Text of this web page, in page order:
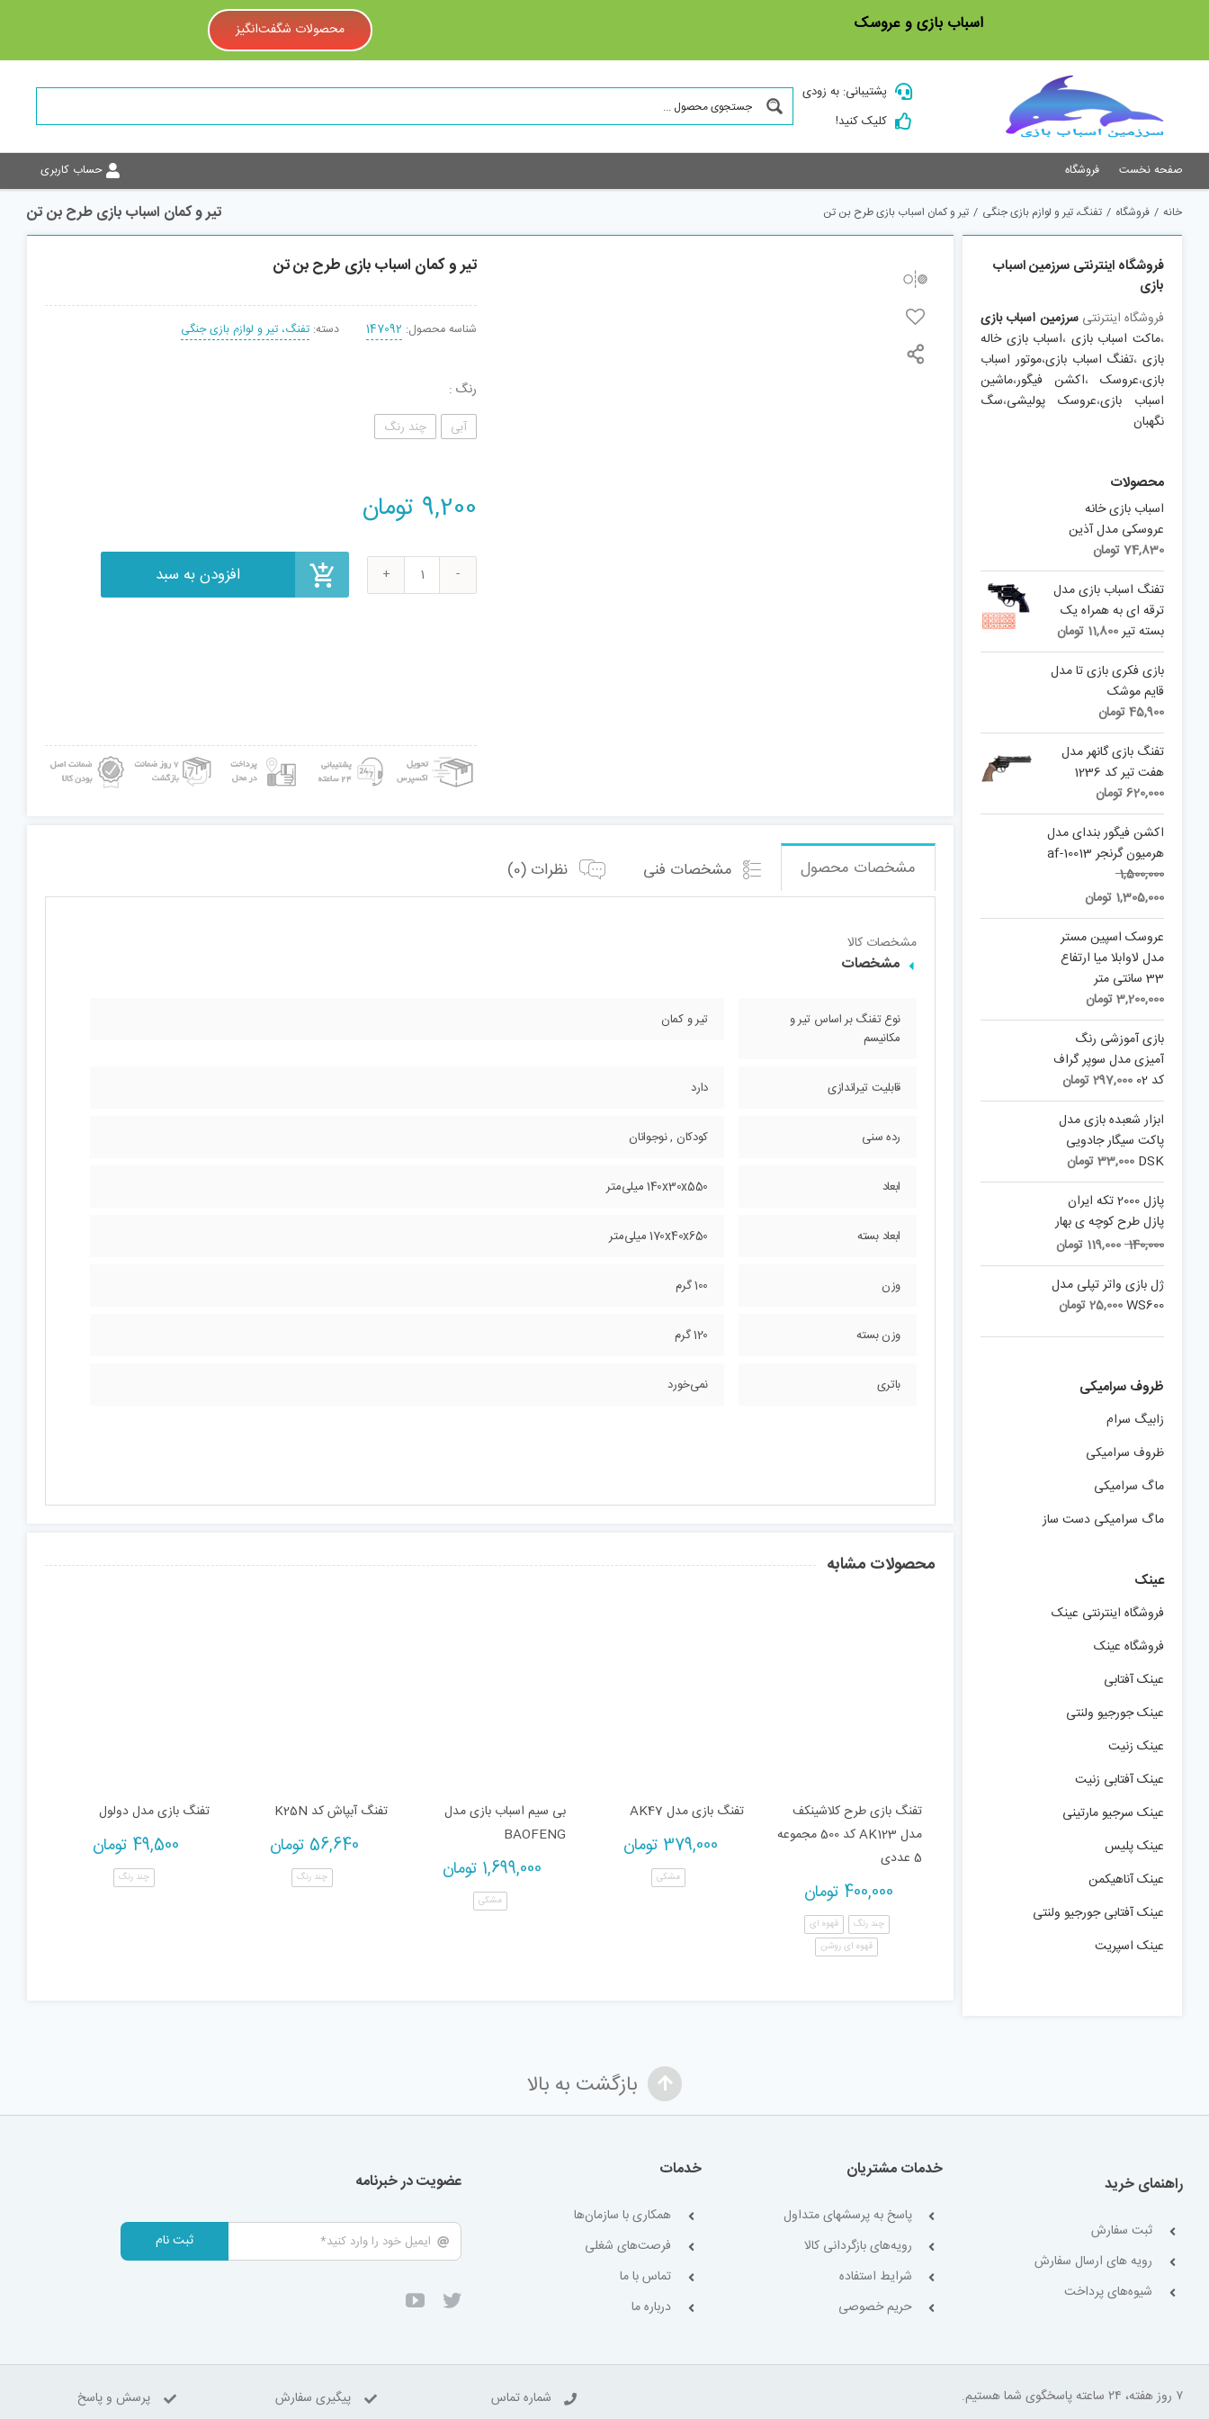
اسباب بازی و عروسک محصولات شگفت‌انگیز
پشتیبانی: به زودی
کلیک کنید!
صفحه نخست فروشگاه حساب کاربری
تیر و کمان اسباب بازی طرح بن تن خانه / فروشگاه / تفنگ، تیر و لوازم بازی جنگی / تیر و کمان اسباب بازی طرح بن تن
تیر و کمان اسباب بازی طرح بن تن
شناسه محصول: 147092 دسته: تفنگ، تیر و لوازم بازی جنگی
رنگ
آبی چند رنگ
9,200 تومان
تیر
عدد
مشخصات محصول مشخصات فنی نظرات (0)
مشخصات کالا
مشخصات
نوع تفنگ بر اساس تیر و
مکانیسم
تیر و کمان
قابلیت تیراندازی دارد
رده سنی کودکان , نوجوانان
ابعاد 140x30x550 میلی‌متر
ابعاد بسته 170x40x650 میلی‌متر
وزن 100 گرم
وزن بسته 120 گرم
باتری نمی‌خورد
محصولات مشابه
تفنگ بازی طرح کلاشینکف
مدل AK123 کد 500 مجموعه
5 عددی
400,000 تومان
چند رنگ
قهوه ای
قهوه ای روشن
تفنگ بازی مدل AK47
379,000 تومان
مشکی
بی سیم اسباب بازی مدل
BAOFENG
1,699,000 تومان
مشکی
تفنگ آبپاش کد K25N
56,640 تومان
چند رنگ
تفنگ بازی مدل دولول
49,500 تومان
چند رنگ
فروشگاه اینترنتی سرزمین اسباب
بازی
فروشگاه اینترنتیسرزمین اسباب بازی
،ماکت اسباب بازی ،اسباب بازی خاله
بازی،تفنگ اسباب بازی،موتور اسباب
بازی،عروسک،اکشن فیگور،ماشین
اسباب بازی،عروسک پولیشی،سگ
نگهبان
محصولات
اسباب بازی خانه
عروسکی مدل آذین
74,830تومان
تفنگ اسباب بازی مدل
ترقه ای به همراه یک
بسته تیر11,800 تومان
بازی فکری بازی تا مدل
قایم موشک
45,900تومان
تفنگ بازی گانهر مدل
هفت تیر کد 1236
620,000تومان
اکشن فیگور بندای مدل
هرمیون گرنجر af-10013
1,500,000
Original
price
was:
1,500,000 تومان.
1,305,000 تومان
price
is:
1,305,000 تومان.
عروسک اسپین مستر
مدل لاوابلا میا ارتفاع
33 سانتی متر
3,200,000تومان
بازی آموزشی رنگ
آمیزی مدل سوپر گراف
کد 02
297,000تومان
ابزار شعبده بازی مدل
پاکت سیگار جادویی
DSK
33,000تومان
پازل 2000 تکه ایران
پازل طرح کوچه ی بهار
140,000
Original
price
was:
140,000 تومان.
119,000 تومان
price
is:ژل بازی واتر تپلی مدل
WS600
25,000تومان
ظروف سرامیکی
زابیگ سرام
ظروف سرامیکی
ماگ سرامیکی
ماگ سرامیکی دست ساز
عینک
فروشگاه اینترنتی عینک
فروشگاه عینک
عینک آفتابی
عینک جورجیو ولنتی
عینک زنیت
عینک آفتابی زنیت
عینک سرجیو مارتینی
عینک پلیس
عینک آناهیکمن
عینک آفتابی جورجیو ولنتی
عینک اسپریت
بازگشت به بالا
راهنمای خرید
ثبت سفارش
رویه های ارسال سفارش
شیوه‌های پرداخت
خدمات مشتریان
پاسخ به پرسشهای متداول
رویه‌های بازگردانی کالا
شرایط استفاده
حریم خصوصی
خدمات
همکاری با سازمان‌ها
فرصت‌های شغلی
تماس با ما
درباره ما
عضویت در خبرنامه
ثبت نام
۷ روز هفته، ۲۴ ساعته پاسخگوی شما هستیم. شماره تماس پیگیری سفارش پرسش و پاسخ